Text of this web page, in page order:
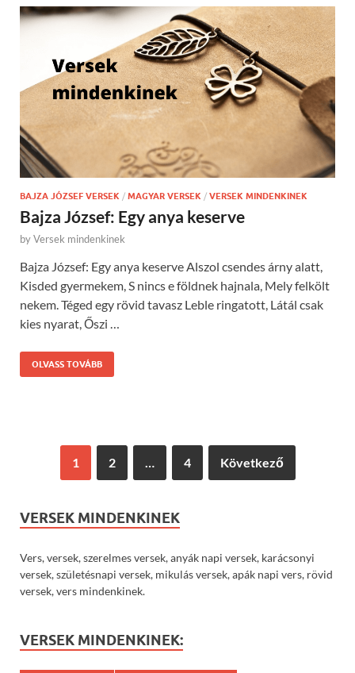
BAJZA JÓZSEF VERSEK / MAGYAR VERSEK / VERSEK MINDENKINEK
Bajza József: Egy anya keserve
byVersek mindenkinek
Bajza József: Egy anya keserve Alszol csendes árny alatt,
Kisded gyermekem, S nincs e földnek hajnala, Mely felkölt
nekem. Téged egy rövid tavasz Leble ringatott, Látál csak
kies nyarat, Őszi …
OLVASS TOVÁBB
1 2 … 4 Következő
VERSEK MINDENKINEK
Vers, versek, szerelmes versek, anyák napi versek, karácsonyi
versek, születésnapi versek, mikulás versek, apák napi vers, rövid
versek, vers mindenkinek.
VERSEK MINDENKINEK: